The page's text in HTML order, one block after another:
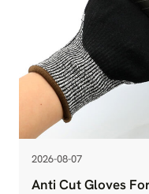
2026-08-07
Anti Cut Gloves